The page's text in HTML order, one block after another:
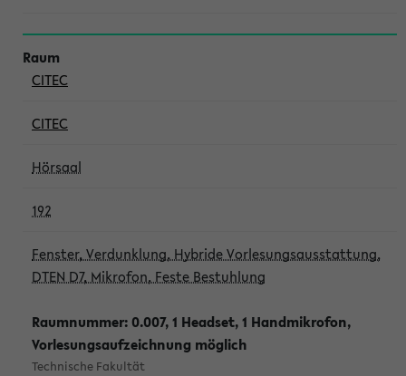
CITEC
CITEC
Hörsaal
192
Fenster, Verdunklung, Hybride Vorlesungsausstattung,
DTEN D7, Mikrofon, Feste Bestuhlung
Raumnummer: 0.007, 1 Headset, 1 Handmikrofon,
Vorlesungsaufzeichnung möglich
Technische Fakultät